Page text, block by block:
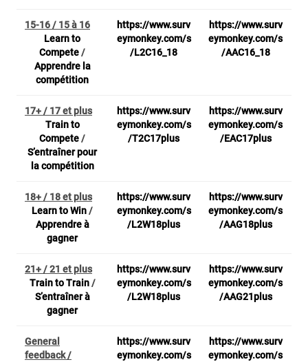
15-16 / 15 à 16
Learn to
Compete/
Apprendre la
compétition
https://www.surv
eymonkey.com/s
/L2C16_18
https://www.surv
eymonkey.com/s
/AAC16_18
17+ / 17 et plus
Train to
Compete/
S’entraîner pour
la compétition
https://www.surv
eymonkey.com/s
/T2C17plus
https://www.surv
eymonkey.com/s
/EAC17plus
18+ / 18 et plus
Learn to Win/
Apprendre à
gagner
https://www.surv
eymonkey.com/s
/L2W18plus
https://www.surv
eymonkey.com/s
/AAG18plus
21+ / 21 et plus
Train to Train/
S’entraîner à
gagner
https://www.surv
eymonkey.com/s
/L2W18plus
https://www.surv
eymonkey.com/s
/AAG21plus
General
feedback /
https://www.surv
eymonkey.com/s
https://www.surv
eymonkey.com/s